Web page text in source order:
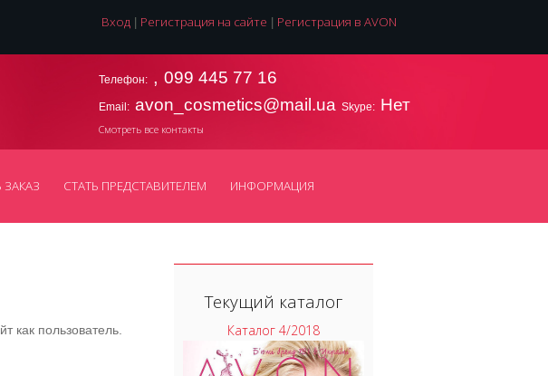
Вход Регистрация на сайте Регистрация в AVON
Телефон: , 099 445 77 16
Email: avon_cosmetics@mail.ua Skype: Нет
Смотреть все контакты
СТАТЬ ПРЕДСТАВИТЕЛЕМ ИНФОРМАЦИЯ
как пользователь.
Текущий каталог
Каталог 4/2018